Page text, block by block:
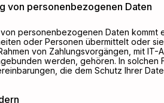
von personenbezogenen Daten
personenbezogenen Daten
oder Personen übermittelt oder
von Zahlungsvorgängen, mit
werden, gehören. In
die dem Schutz Ihrer